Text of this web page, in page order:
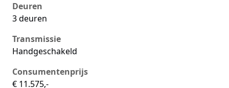
Deuren
3 deuren
Transmissie
Handgeschakeld
Consumentenprijs
€ 11.575,-